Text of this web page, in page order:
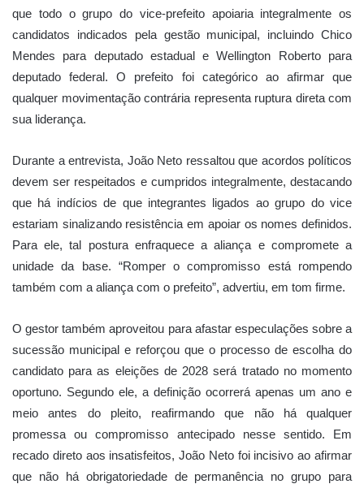
que todo o grupo do vice-prefeito apoiaria integralmente os
candidatos indicados pela gestão municipal, incluindo Chico
Mendes para deputado estadual eWellington Robertopara
deputado federal. O prefeito foi categórico ao afirmar que
qualquer movimentação contrária representa ruptura direta com
sua liderança.
Durante a entrevista, João Neto ressaltou que acordos políticos
devem ser respeitados e cumpridos integralmente, destacando
que há indícios de que integrantes ligados ao grupo do vice
estariam sinalizando resistência em apoiar os nomes definidos.
Para ele, tal postura enfraquece a aliança e compromete a
unidade da base. “Romper o compromisso está rompendo
também com a aliança com o prefeito”, advertiu, em tom firme.
O gestor também aproveitou para afastar especulações sobre a
sucessão municipal e reforçou que o processo de escolha do
candidato para as eleições de 2028 será tratado no momento
oportuno. Segundo ele, a definição ocorrerá apenas um ano e
meio antes do pleito, reafirmando que não há qualquer
promessa ou compromisso antecipado nesse sentido. Em
recado direto aos insatisfeitos, João Neto foi incisivo ao afirmar
que não há obrigatoriedade de permanência no grupo para